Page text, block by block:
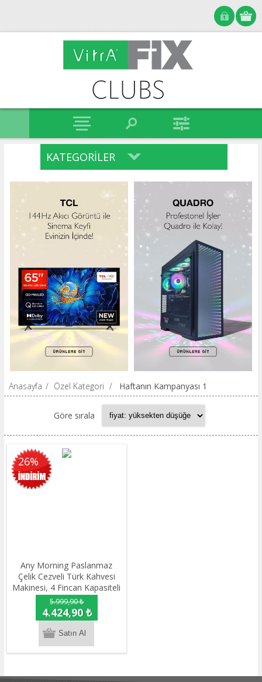
KATEGORILER
Anasayfa / Özel Kategori / Haftanın Kampanyası 1
Göre sırala
26%
Any Morning Paslanmaz
Çelik Cezveli Türk Kahvesi
Makinesi, 4 Fincan Kapasiteli
250 ml LI23201S
5.999,90 ₺
4.424,90 ₺